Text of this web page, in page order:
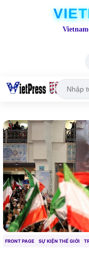
FRONT PAGE SỰ KIỆN THẾ GIỚI